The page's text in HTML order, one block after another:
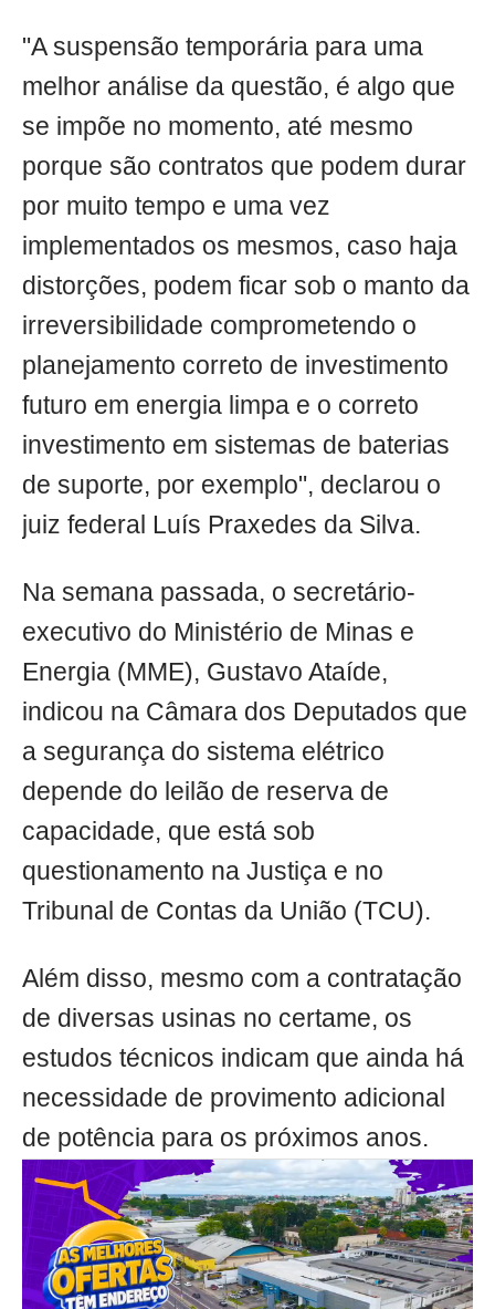
"A suspensão temporária para uma
melhor análise da questão, é algo que
se impõe no momento, até mesmo
porque são contratos que podem durar
por muito tempo e uma vez
implementados os mesmos, caso haja
distorções, podem ficar sob o manto da
irreversibilidade comprometendo o
planejamento correto de investimento
futuro em energia limpa e o correto
investimento em sistemas de baterias
de suporte, por exemplo", declarou o
juiz federal Luís Praxedes da Silva.
Na semana passada, o secretário-
executivo do Ministério de Minas e
Energia (MME), Gustavo Ataíde,
indicou na Câmara dos Deputados que
a segurança do sistema elétrico
depende do leilão de reserva de
capacidade, que está sob
questionamento na Justiça e no
Tribunal de Contas da União (TCU).
Além disso, mesmo com a contratação
de diversas usinas no certame, os
estudos técnicos indicam que ainda há
necessidade de provimento adicional
de potência para os próximos anos.